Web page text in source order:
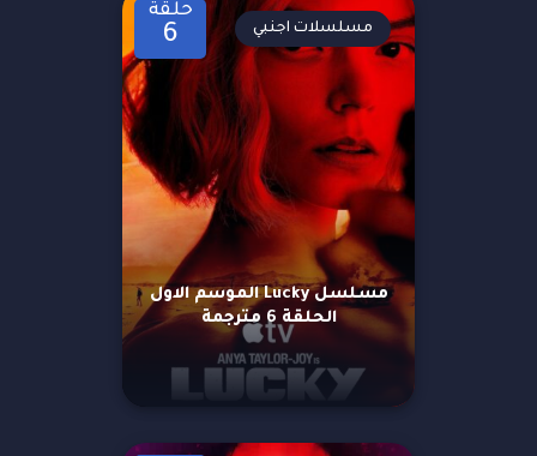
حلقة
6
مسلسل Lucky الموسم الاول
الحلقة 6 مترجمة
مسلسلات اجنبي